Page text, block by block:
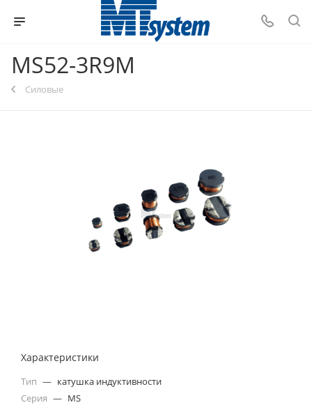
MS52-3R9M
Силовые
Характеристики
Тип — катушка индуктивности
Серия — MS